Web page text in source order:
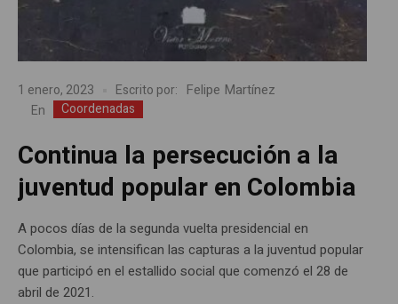
1 enero, 2023 Escrito por: Felipe Martínez
En Coordenadas
Continua la persecución a la
juventud popular en Colombia
A pocos días de la segunda vuelta presidencial en
Colombia, se intensifican las capturas a la juventud popular
que participó en el estallido social que comenzó el 28 de
abril de 2021.